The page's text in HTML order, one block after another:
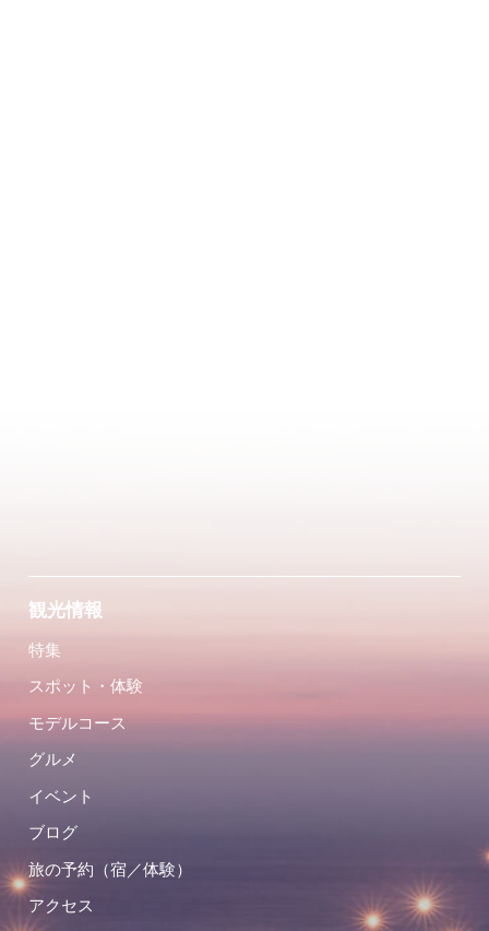
観光情報
特集
スポット・体験
モデルコース
グルメ
イベント
ブログ
旅の予約（宿／体験）
アクセス